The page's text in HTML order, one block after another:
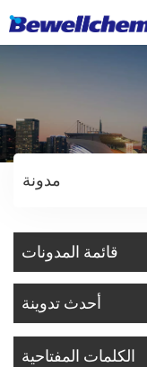
مدونة
قائمة المدونات
أحدث تدوينة
الكلمات المفتاحية